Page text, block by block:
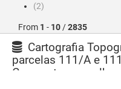
(2)
From 1 - 10 /2835
Cartografia
parcelas 111/A e
Comporta, concelho